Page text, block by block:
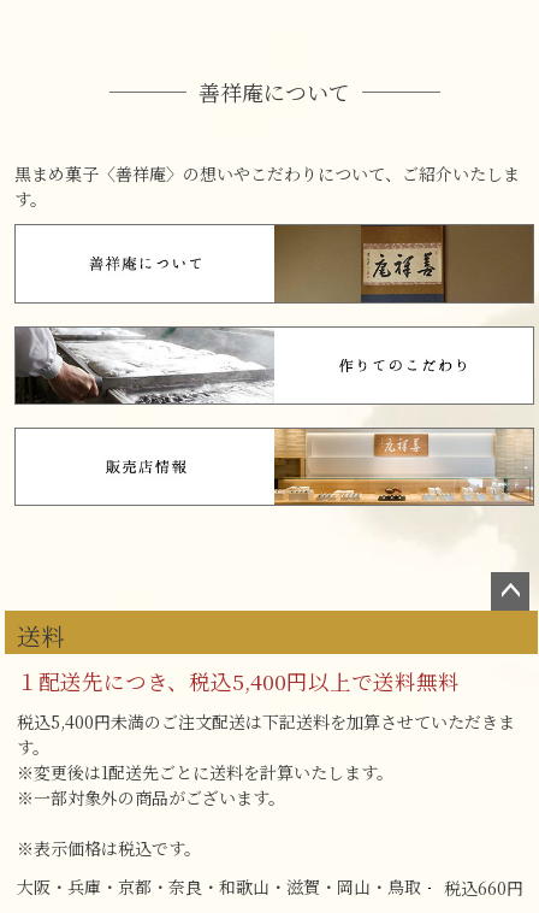
善祥庵について
黒まめ菓子〈善祥庵〉の想いやこだわりについて、ご紹介いたしま
す。
ジト
送料
１配送先につき、税込5,400円以上で送料無料
税込5,400円未満のご注文配送は下記送料を加算させていただきま
す。
※変更後は1配送先ごとに送料を計算いたします。
※一部対象外の商品がございます。
※表示価格は税込です。
大阪・兵庫・京都・奈良・和歌山・滋賀・岡山・鳥取
税込660円